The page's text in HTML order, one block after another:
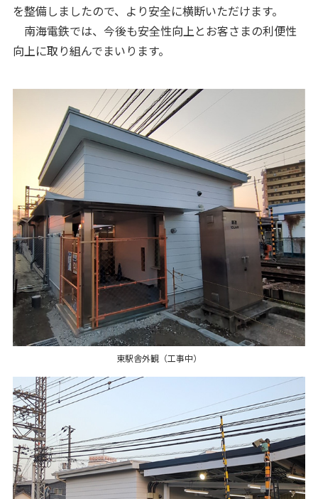
を整備しましたので、より安全に横断いただけます。
南海電鉄では、今後も安全性向上とお客さまの利便性
向上に取り組んでまいります。
東駅舎外観（工事中）